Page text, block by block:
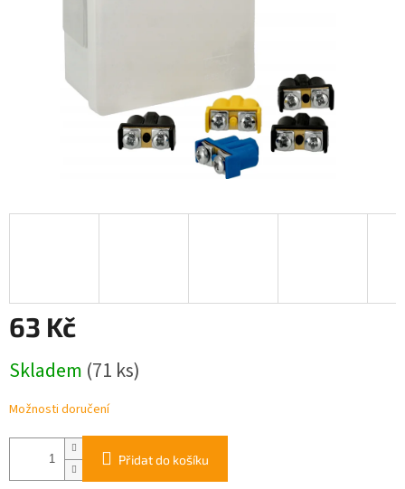
63 Kč
cena:
Skladem (71 ks)
Možnosti doručení
Přidat do košíku